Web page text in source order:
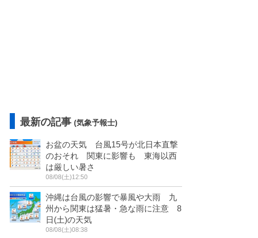
最新の記事 (気象予報士)
お盆の天気 台風15号が北日本直撃
のおそれ 関東に影響も 東海以西
は厳しい暑さ
08/08(土)12:50
沖縄は台風の影響で暴風や大雨 九
州から関東は猛暑・急な雨に注意 8
日(土)の天気
08/08(土)08:38